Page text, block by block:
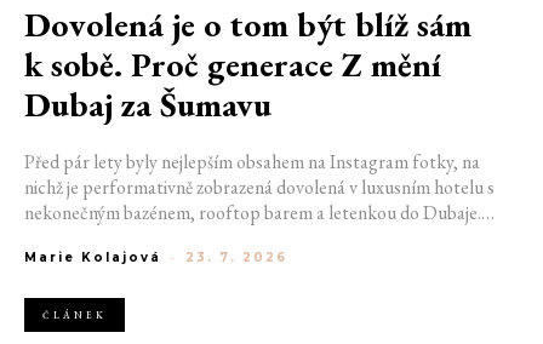
Dovolená je o tom být blíž sám
k sobě. Proč generace Z mění
Dubaj za Šumavu
Před pár lety byly nejlepším obsahem na Instagram fotky, na
nichž je performativně zobrazená dovolená v luxusním hotelu s
nekonečným bazénem, rooftop barem a letenkou do Dubaje.
horách. Ranní koupání v lomu. Výlet vlakem na Šumavu.
Marie Kolajová - 23. 7. 2026
ČLÁNEK